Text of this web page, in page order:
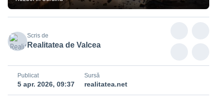
Scris de
Realitatea de Valcea
Publicat
5 apr. 2026, 09:37
Sursă
realitatea.net